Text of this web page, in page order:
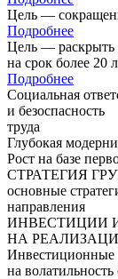
Цель —
Подробнее
Цель — раскрыть
на срок более 20
Подробнее
Социальная
и безоспасность
труда
Глубокая
Рост на базе
СТРАТЕГИЯ
основные
направления
ИНВЕСТИЦИИ
НА
Инвестиционные
на